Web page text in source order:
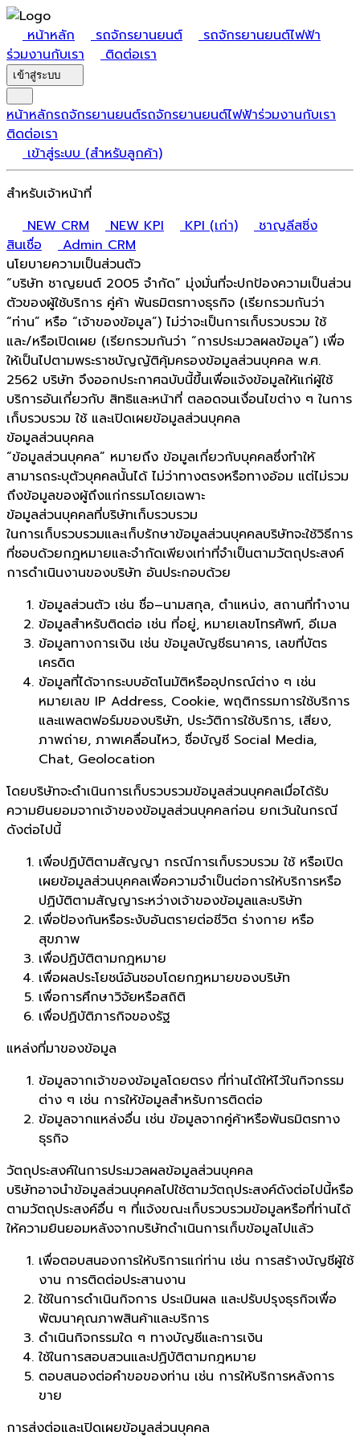
หน้าหลัก รถจักรยานยนต์
รถจักรยานยนต์ไฟฟ้า
ร่วมงานกับเรา
ติดต่อเรา
เข้าสู่ระบบ
หน้าหลักรถจักรยานยนต์รถจักรยานยนต์ไฟฟ้าร่วมงานกับเรา
ติดต่อเรา
เข้าสู่ระบบ (สำหรับลูกค้า)
สำหรับเจ้าหน้าที่
NEW CRM
NEW KPI KPI (เก่า)
ชาญลีสซิ่ง
สินเชื่อ
Admin CRM
นโยบายความเป็นส่วนตัว
“บริษัท ชาญยนต์ 2005 จำกัด” มุ่งมั่นที่จะปกป้องความเป็นส่วน
ตัวของผู้ใช้บริการ คู่ค้า พันธมิตรทางธุรกิจ (เรียกรวมกันว่า
“ท่าน” หรือ “เจ้าของข้อมูล”) ไม่ว่าจะเป็นการเก็บรวบรวม ใช้
และ/หรือเปิดเผย (เรียกรวมกันว่า “การประมวลผลข้อมูล”) เพื่อ
ให้เป็นไปตามพระราชบัญญัติคุ้มครองข้อมูลส่วนบุคคล พ.ศ.
2562 บริษัท จึงออกประกาศฉบับนี้ขึ้นเพื่อแจ้งข้อมูลให้แก่ผู้ใช้
บริการอันเกี่ยวกับ สิทธิและหน้าที่ ตลอดจนเงื่อนไขต่าง ๆ ในการ
เก็บรวบรวม ใช้ และเปิดเผยข้อมูลส่วนบุคคล
ข้อมูลส่วนบุคคล
“ข้อมูลส่วนบุคคล” หมายถึง ข้อมูลเกี่ยวกับบุคคลซึ่งทำให้
สามารถระบุตัวบุคคลนั้นได้ ไม่ว่าทางตรงหรือทางอ้อม แต่ไม่รวม
ถึงข้อมูลของผู้ถึงแก่กรรมโดยเฉพาะ
ข้อมูลส่วนบุคคลที่บริษัทเก็บรวบรวม
ในการเก็บรวบรวมและเก็บรักษาข้อมูลส่วนบุคคลบริษัทจะใช้วิธีการ
ที่ชอบด้วยกฎหมายและจำกัดเพียงเท่าที่จำเป็นตามวัตถุประสงค์
การดำเนินงานของบริษัท อันประกอบด้วย
ข้อมูลส่วนตัว เช่น ชื่อ–นามสกุล, ตำแหน่ง, สถานที่ทำงาน
ข้อมูลสำหรับติดต่อ เช่น ที่อยู่, หมายเลขโทรศัพท์, อีเมล
ข้อมูลทางการเงิน เช่น ข้อมูลบัญชีธนาคาร, เลขที่บัตร
เครดิต
ข้อมูลที่ได้จากระบบอัตโนมัติหรืออุปกรณ์ต่าง ๆ เช่น
หมายเลข IP Address, Cookie, พฤติกรรมการใช้บริการ
และแพลตฟอร์มของบริษัท, ประวัติการใช้บริการ, เสียง,
ภาพถ่าย, ภาพเคลื่อนไหว, ชื่อบัญชี Social Media,
Chat, Geolocation
โดยบริษัทจะดำเนินการเก็บรวบรวมข้อมูลส่วนบุคคลเมื่อได้รับ
ความยินยอมจากเจ้าของข้อมูลส่วนบุคคลก่อน ยกเว้นในกรณี
ดังต่อไปนี้
เพื่อปฏิบัติตามสัญญา กรณีการเก็บรวบรวม ใช้ หรือเปิด
เผยข้อมูลส่วนบุคคลเพื่อความจำเป็นต่อการให้บริการหรือ
ปฏิบัติตามสัญญาระหว่างเจ้าของข้อมูลและบริษัท
เพื่อป้องกันหรือระงับอันตรายต่อชีวิต ร่างกาย หรือ
สุขภาพ
เพื่อปฏิบัติตามกฎหมาย
เพื่อผลประโยชน์อันชอบโดยกฎหมายของบริษัท
เพื่อการศึกษาวิจัยหรือสถิติ
เพื่อปฏิบัติภารกิจของรัฐ
แหล่งที่มาของข้อมูล
ข้อมูลจากเจ้าของข้อมูลโดยตรง ที่ท่านได้ให้ไว้ในกิจกรรม
ต่าง ๆ เช่น การให้ข้อมูลสำหรับการติดต่อ
ข้อมูลจากแหล่งอื่น เช่น ข้อมูลจากคู่ค้าหรือพันธมิตรทาง
ธุรกิจ
วัตถุประสงค์ในการประมวลผลข้อมูลส่วนบุคคล
บริษัทอาจนำข้อมูลส่วนบุคคลไปใช้ตามวัตถุประสงค์ดังต่อไปนี้หรือ
ตามวัตถุประสงค์อื่น ๆ ที่แจ้งขณะเก็บรวบรวมข้อมูลหรือที่ท่านได้
ให้ความยินยอมหลังจากบริษัทดำเนินการเก็บข้อมูลไปแล้ว
เพื่อตอบสนองการให้บริการแก่ท่าน เช่น การสร้างบัญชีผู้ใช้
งาน การติดต่อประสานงาน
ใช้ในการดำเนินกิจการ ประเมินผล และปรับปรุงธุรกิจเพื่อ
พัฒนาคุณภาพสินค้าและบริการ
ดำเนินกิจกรรมใด ๆ ทางบัญชีและการเงิน
ใช้ในการสอบสวนและปฏิบัติตามกฎหมาย
ตอบสนองต่อคำขอของท่าน เช่น การให้บริการหลังการ
ขาย
การส่งต่อและเปิดเผยข้อมูลส่วนบุคคล